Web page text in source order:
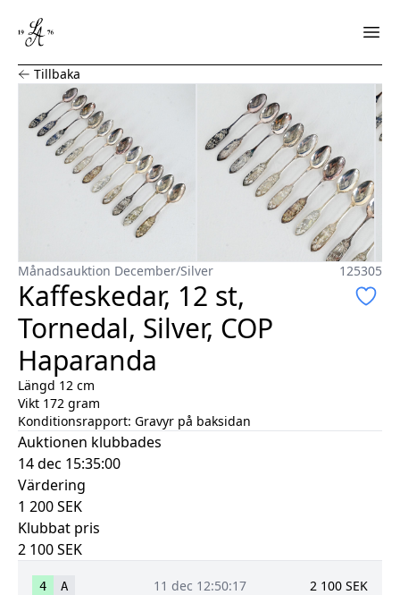
Kaffeskedar, 12 st, Tornedal, Silver, COP Haparanda
Tillbaka
Månadsauktion December/Silver 125305
Kaffeskedar, 12 st,
Tornedal, Silver, COP
Haparanda
Längd 12 cm
Vikt 172 gram
Konditionsrapport: Gravyr på baksidan
Auktionen klubbades
14 dec 15:35:00
Värdering
1 200SEK
Klubbat pris
2 100SEK
4 A 11 dec 12:50:17 2 100 SEK